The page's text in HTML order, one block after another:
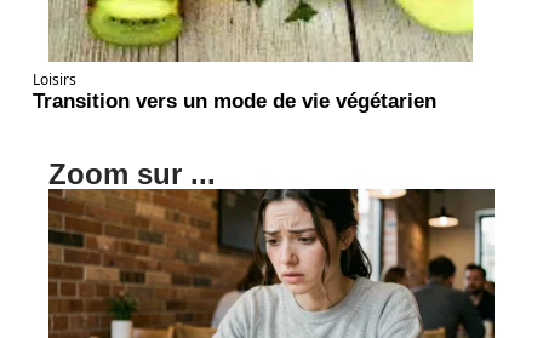
Loisirs
Transition vers un mode de vie végétarien
Zoom sur ...